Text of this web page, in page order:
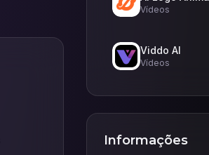
Vídeos
Viddo AI
Vídeos
Informações